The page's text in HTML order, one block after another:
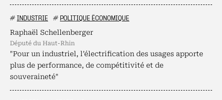
# INDUSTRIE # POLITIQUE ÉCONOMIQUE
Raphaël Schellenberger
député du Haut-Rhin
"Pour un industriel, l’électrification des usages apporte
plus de performance, de compétitivité et de
souveraineté"